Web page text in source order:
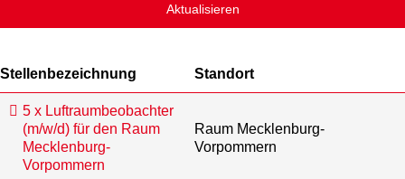
Aktualisieren
Stellenbezeichnung Standort
5 x Luftraumbeobachter
(m/w/d) für den Raum
Mecklenburg-
Vorpommern
Raum Mecklenburg-
Vorpommern